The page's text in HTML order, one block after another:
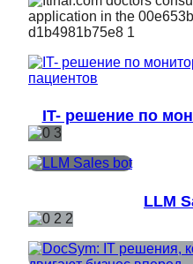
IT- решение по
LLM